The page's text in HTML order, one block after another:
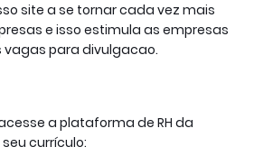
site a se tornar cada vez mais
e isso estimula as empresas
vagas para divulgacao.
a plataforma de RH da
currículo: